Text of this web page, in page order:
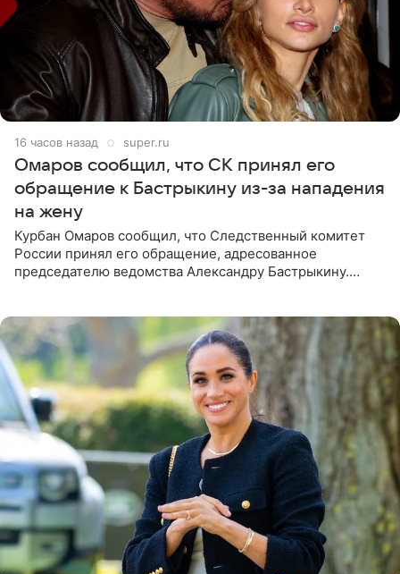
16 часов назад super.ru
Омаров сообщил, что СК принял его
обращение к Бастрыкину из-за нападения
на жену
Курбан Омаров сообщил, что Следственный комитет
России принял его обращение, адресованное
председателю ведомства Александру Бастрыкину.